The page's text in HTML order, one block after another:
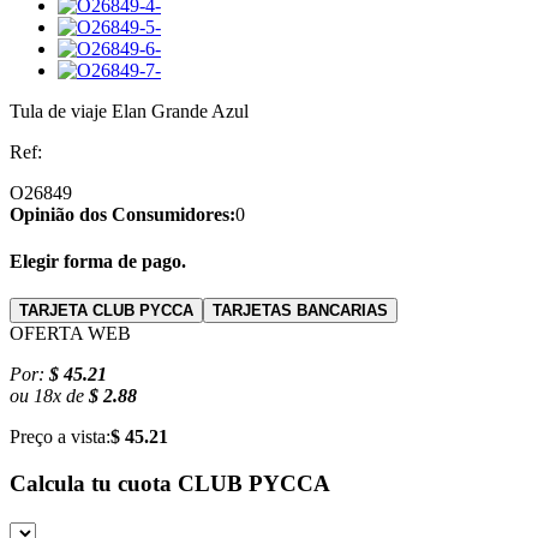
Tula de viaje Elan Grande Azul
Ref:
O26849
Opinião dos Consumidores:0
Elegir forma de pago.
TARJETA CLUB PYCCA TARJETAS BANCARIAS
OFERTA WEB
Por: $ 45.21
ou 18x de $ 2.88
Preço a vista:$ 45.21
Calcula tu cuota CLUB PYCCA